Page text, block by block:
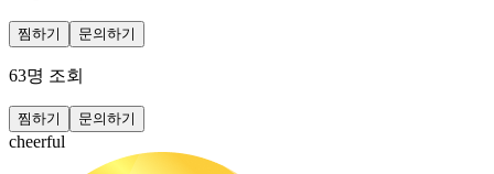
찜하기 문의하기
63명 조회
찜하기 문의하기
cheerful